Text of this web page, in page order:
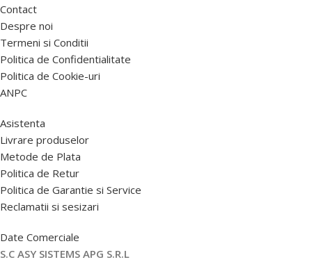
Contact
Despre noi
Termeni si Conditii
Politica de Confidentialitate
Politica de Cookie-uri
ANPC
Asistenta
Livrare produselor
Metode de Plata
Politica de Retur
Politica de Garantie si Service
Reclamatii si sesizari
Date Comerciale
S.C ASY SISTEMS APG S.R.L